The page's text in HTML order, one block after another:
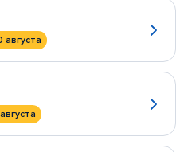
августа